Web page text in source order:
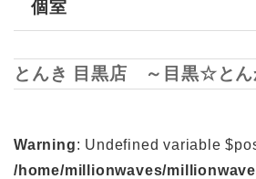
個室
とんき 目黒店 ～目黒☆とん
Warning: Undefined variable
/home/millionwaves/